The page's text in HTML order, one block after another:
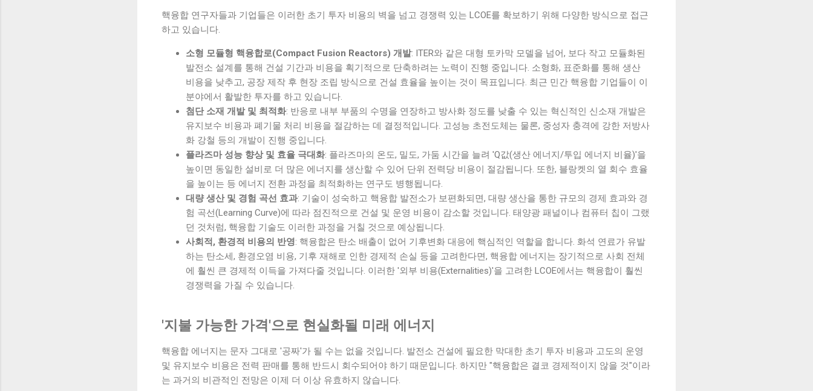
핵융합 연구자들과 기업들은 이러한 초기 투자 비용의 벽을 넘고 경쟁력 있는 LCOE를 확보하기 위해 다양한 방식으로 접근
하고 있습니다.
소형 모듈형 핵융합로(Compact Fusion Reactors) 개발: ITER와 같은 대형 토카막 모델을 넘어, 보다 작고 모듈화된
발전소 설계를 통해 건설 기간과 비용을 획기적으로 단축하려는 노력이 진행 중입니다. 소형화, 표준화를 통해 생산
비용을 낮추고, 공장 제작 후 현장 조립 방식으로 건설 효율을 높이는 것이 목표입니다. 최근 민간 핵융합 기업들이 이
분야에서 활발한 투자를 하고 있습니다.
첨단 소재 개발 및 최적화: 반응로 내부 부품의 수명을 연장하고 방사화 정도를 낮출 수 있는 혁신적인 신소재 개발은
유지보수 비용과 폐기물 처리 비용을 절감하는 데 결정적입니다. 고성능 초전도체는 물론, 중성자 충격에 강한 저방사
화 강철 등의 개발이 진행 중입니다.
플라즈마 성능 향상 및 효율 극대화: 플라즈마의 온도, 밀도, 가둠 시간을 늘려 'Q값(생산 에너지/투입 에너지 비율)'을
높이면 동일한 설비로 더 많은 에너지를 생산할 수 있어 단위 전력당 비용이 절감됩니다. 또한, 블랑켓의 열 회수 효율
을 높이는 등 에너지 전환 과정을 최적화하는 연구도 병행됩니다.
대량 생산 및 경험 곡선 효과: 기술이 성숙하고 핵융합 발전소가 보편화되면, 대량 생산을 통한 규모의 경제 효과와 경
험 곡선(Learning Curve)에 따라 점진적으로 건설 및 운영 비용이 감소할 것입니다. 태양광 패널이나 컴퓨터 칩이 그랬
던 것처럼, 핵융합 기술도 이러한 과정을 거칠 것으로 예상됩니다.
사회적, 환경적 비용의 반영: 핵융합은 탄소 배출이 없어 기후변화 대응에 핵심적인 역할을 합니다. 화석 연료가 유발
하는 탄소세, 환경오염 비용, 기후 재해로 인한 경제적 손실 등을 고려한다면, 핵융합 에너지는 장기적으로 사회 전체
에 훨씬 큰 경제적 이득을 가져다줄 것입니다. 이러한 '외부 비용(Externalities)'을 고려한 LCOE에서는 핵융합이 훨씬
경쟁력을 가질 수 있습니다.
'지불 가능한 가격'으로 현실화될 미래 에너지
핵융합 에너지는 문자 그대로 '공짜'가 될 수는 없을 것입니다. 발전소 건설에 필요한 막대한 초기 투자 비용과 고도의 운영
및 유지보수 비용은 전력 판매를 통해 반드시 회수되어야 하기 때문입니다. 하지만 "핵융합은 결코 경제적이지 않을 것"이라
는 과거의 비관적인 전망은 이제 더 이상 유효하지 않습니다.